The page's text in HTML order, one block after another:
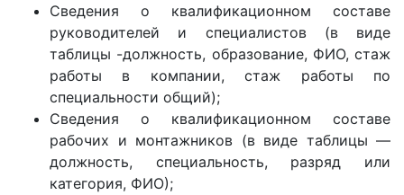
Сведения о квалификационном составе
руководителей и специалистов (в виде
таблицы -должность, образование, ФИО, стаж
работы в компании, стаж работы по
специальности общий);
Сведения о квалификационном составе
рабочих и монтажников (в виде таблицы —
должность, специальность, разряд или
категория, ФИО);